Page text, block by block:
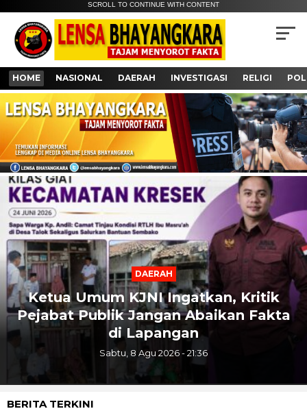
SCROLL TO CONTINUE WITH CONTENT
HOME NASIONAL DAERAH INVESTIGASI RELIGI
DAERAH
Ketua Umum KJNI Ingatkan, Kritik
Pejabat Publik Jangan Abaikan Fakta
di Lapangan
Sabtu, 8 Agu 2026 - 21:36
Previous
BERITA TERKINI